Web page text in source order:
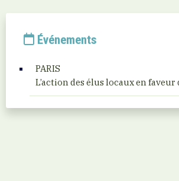
Événements
PARIS
L’action des élus locaux en faveur